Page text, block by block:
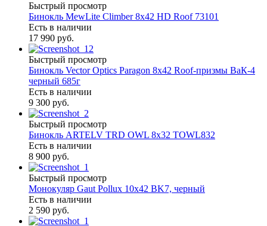
Быстрый просмотр
Бинокль MewLite Climber 8x42 HD Roof 73101
Есть в наличии
17 990 руб.
Быстрый просмотр
Бинокль Vector Optics Paragon 8x42 Roof-призмы ВaК-4
черный 685г
Есть в наличии
9 300 руб.
Быстрый просмотр
Бинокль ARTELV TRD OWL 8x32 TOWL832
Есть в наличии
8 900 руб.
Быстрый просмотр
Монокуляр Gaut Pollux 10х42 BK7, черный
Есть в наличии
2 590 руб.